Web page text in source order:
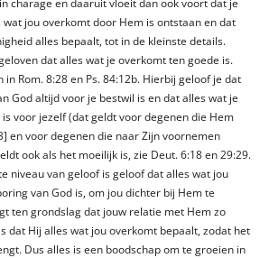
charage en daaruit vloeit dan ook voort dat je
jou overkomt door Hem is ontstaan en dat
alles bepaalt, tot in de kleinste details.
dat alles wat je overkomt ten goede is.
in Rom. 8:28 en Ps. 84:12b. Hierbij geloof je dat
God altijd voor je bestwil is en dat alles wat je
voor jezelf (dat geldt voor degenen die Hem
en voor degenen die naar Zijn voornemen
ook als het moeilijk is, zie Deut. 6:18 en 29:29.
niveau van geloof is geloof dat alles wat jou
van God is, om jou dichter bij Hem te
ten grondslag dat jouw relatie met Hem zo
dat Hij alles wat jou overkomt bepaalt, zodat het
Dus alles is een boodschap om te groeien in